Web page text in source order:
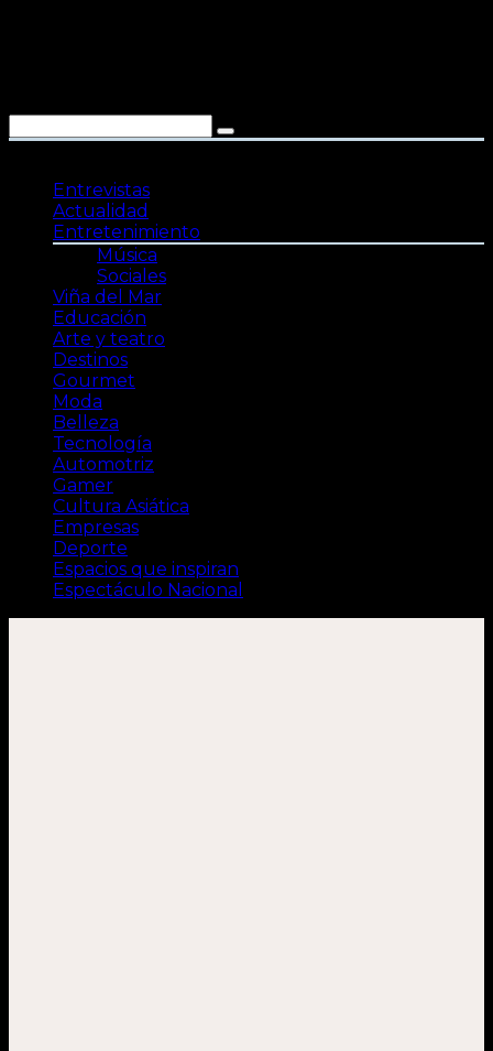
Entrevistas
Actualidad
Entretenimiento
Música
Sociales
Viña del Mar
Educación
Arte y teatro
Destinos
Gourmet
Moda
Belleza
Tecnología
Automotriz
Gamer
Cultura Asiática
Empresas
Deporte
Espacios que inspiran
Espectáculo Nacional